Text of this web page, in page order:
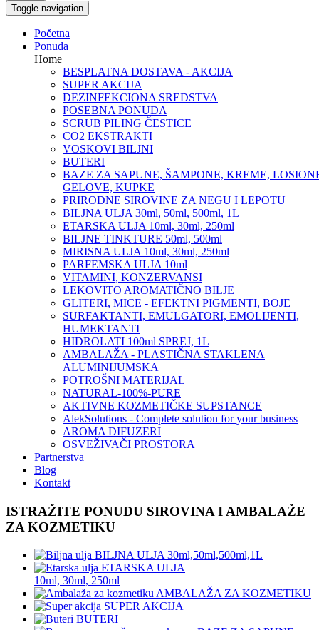
Toggle navigation
Početna
Ponuda
Home
BESPLATNA DOSTAVA - AKCIJA
SUPER AKCIJA
DEZINFEKCIONA SREDSTVA
POSEBNA PONUDA
SCRUB PILING ČESTICE
CO2 EKSTRAKTI
VOSKOVI BILJNI
BUTERI
BAZE ZA SAPUNE, ŠAMPONE, KREME,
GELOVE, KUPKE
PRIRODNE SIROVINE ZA NEGU I LEPOTU
BILJNA ULJA 30ml, 50ml, 500ml, 1L
ETARSKA ULJA 10ml, 30ml, 250ml
BILJNE TINKTURE 50ml, 500ml
MIRISNA ULJA 10ml, 30ml, 250ml
PARFEMSKA ULJA 10ml
VITAMINI, KONZERVANSI
LEKOVITO AROMATIČNO BILJE
GLITERI, MICE - EFEKTNI PIGMENTI, BOJE
SURFAKTANTI, EMULGATORI, EMOLIJENTI,
HUMEKTANTI
HIDROLATI 100ml SPREJ, 1L
AMBALAŽA - PLASTIČNA STAKLENA
ALUMINIJUMSKA
POTROŠNI MATERIJAL
NATURAL-100%-PURE
AKTIVNE KOZMETIČKE SUPSTANCE
AlekSolutions - Complete solution for your business
AROMA DIFUZERI
OSVEŽIVAČI PROSTORA
Partnerstva
Blog
Kontakt
ISTRAŽITE PONUDU SIROVINA I AMBALAŽE
ZA KOZMETIKU
BILJNA ULJA 30ml,50ml,500ml,1L
ETARSKA ULJA
10ml, 30ml, 250ml
AMBALAŽA ZA KOZMETIKU
SUPER AKCIJA
BUTERI